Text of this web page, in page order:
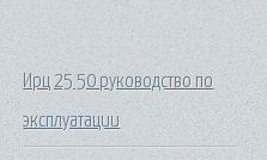
Ирц 25 50 руководство по
эксплуатации